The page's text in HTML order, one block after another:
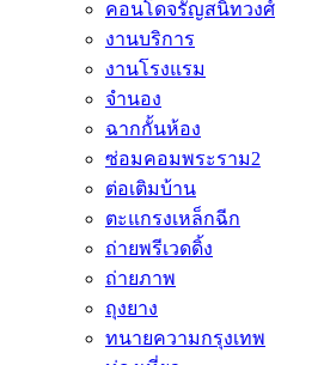
คอนโดจรัญสนิทวงศ์
งานบริการ
งานโรงแรม
จำนอง
ฉากกั้นห้อง
ซ่อมคอมพระราม2
ต่อเติมบ้าน
ตะแกรงเหล็กฉีก
ถ่ายพรีเวดดิ้ง
ถ่ายภาพ
ถุงยาง
ทนายความกรุงเทพ